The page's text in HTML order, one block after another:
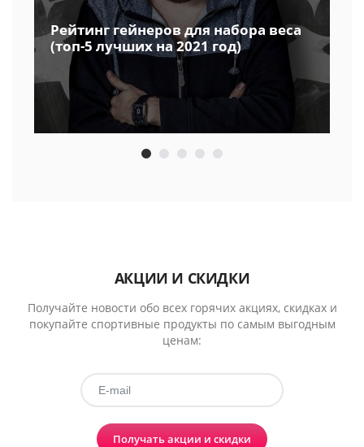
Рейтинг гейнеров для набора веса
(топ-5 лучших на 2021 год)
АКЦИИ И СКИДКИ
Получайте новости обо всех горячих акциях, скидках и
покупайте спортивные продукты по самым выгодным
ценам:
Получать акции и скидки